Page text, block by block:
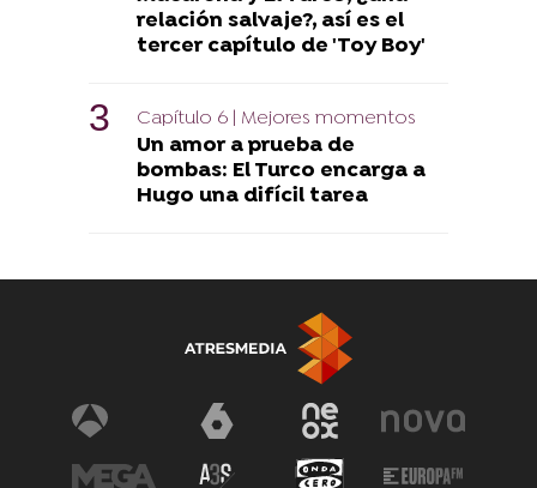
relación salvaje?, así es el
tercer capítulo de 'Toy Boy'
Capítulo 6 | Mejores momentos
Un amor a prueba de
bombas: El Turco encarga a
Hugo una difícil tarea